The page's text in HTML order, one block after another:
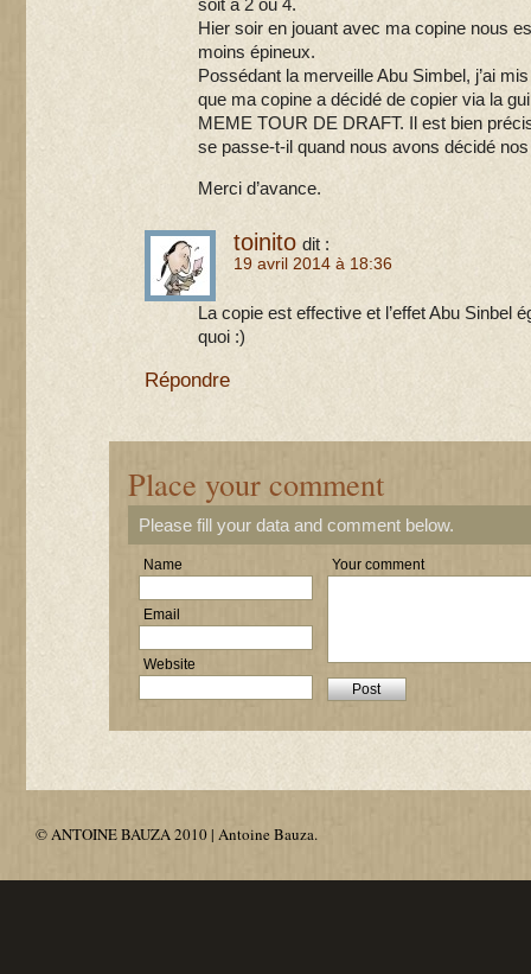
soit à 2 ou 4.
Hier soir en jouant avec ma copine nous
moins épineux.
Possédant la merveille Abu Simbel, j’ai
que ma copine a décidé de copier via la
MEME TOUR DE DRAFT. Il est bien
se passe-t-il quand nous avons décidé
Merci d’avance.
toinito dit :
19 avril 2014 à 18:36
La copie est effective et l’effet Abu Sinbel
quoi :)
Répondre
Place your comment
Please fill your data and comment below.
Name
Email
Website
Your comment
© ANTOINE BAUZA 2010 | Antoine Bauza.